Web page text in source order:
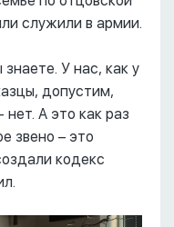
служили в армии.
У нас, как у
допустим,
А это как раз
звено – это
кодекс